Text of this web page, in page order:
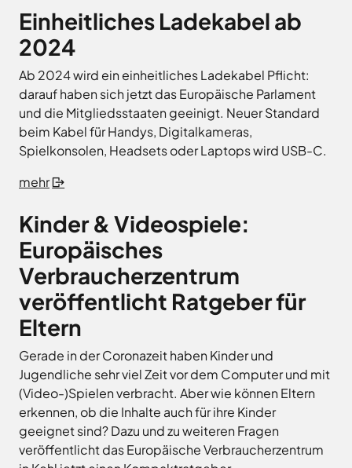
Einheitliches Ladekabel ab
2024
Ab 2024 wird ein einheitliches Ladekabel Pflicht:
darauf haben sich jetzt das Europäische Parlament
und die Mitgliedsstaaten geeinigt. Neuer Standard
beim Kabel für Handys, Digitalkameras,
Spielkonsolen, Headsets oder Laptops wird USB-C.
mehr
Kinder & Videospiele:
Europäisches
Verbraucherzentrum
veröffentlicht Ratgeber für
Eltern
Gerade in der Coronazeit haben Kinder und
Jugendliche sehr viel Zeit vor dem Computer und mit
(Video-)Spielen verbracht. Aber wie können Eltern
erkennen, ob die Inhalte auch für ihre Kinder
geeignet sind? Dazu und zu weiteren Fragen
veröffentlicht das Europäische Verbraucherzentrum